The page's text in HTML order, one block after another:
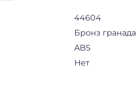
44604
Бронз гранада
ABS
Нет